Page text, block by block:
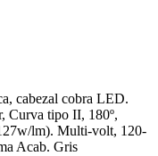
cabezal cobra LED.
Curva tipo II, 180º,
lm). Multi-volt, 120-
Acab. Gris